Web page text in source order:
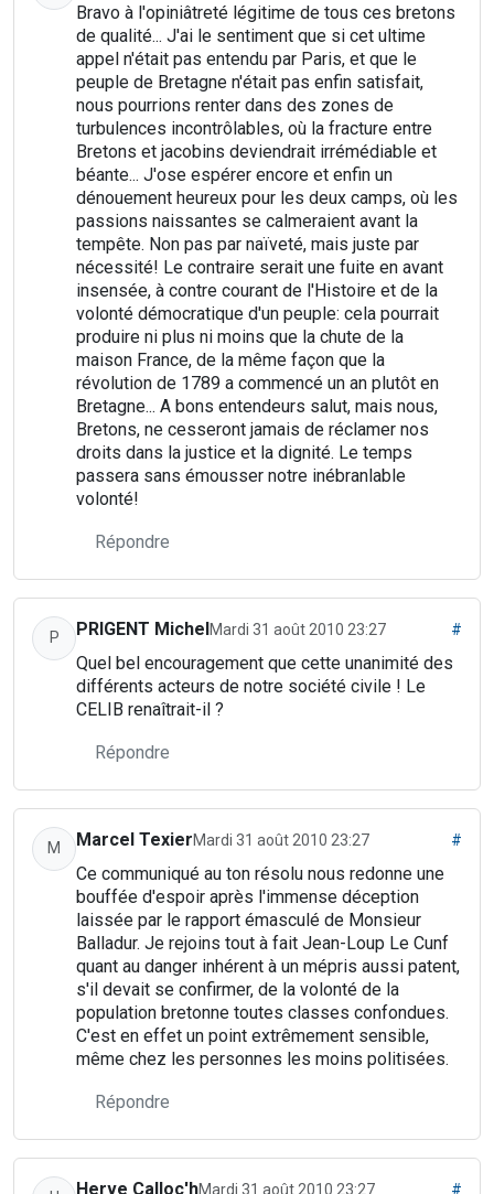
Bravo à l'opiniâtreté légitime de tous ces bretons
de qualité... J'ai le sentiment que si cet ultime
appel n'était pas entendu par Paris, et que le
peuple de Bretagne n'était pas enfin satisfait,
nous pourrions renter dans des zones de
turbulences incontrôlables, où la fracture entre
Bretons et jacobins deviendrait irrémédiable et
béante... J'ose espérer encore et enfin un
dénouement heureux pour les deux camps, où les
passions naissantes se calmeraient avant la
tempête. Non pas par naïveté, mais juste par
nécessité! Le contraire serait une fuite en avant
insensée, à contre courant de l'Histoire et de la
volonté démocratique d'un peuple: cela pourrait
produire ni plus ni moins que la chute de la
maison France, de la même façon que la
révolution de 1789 a commencé un an plutôt en
Bretagne... A bons entendeurs salut, mais nous,
Bretons, ne cesseront jamais de réclamer nos
droits dans la justice et la dignité. Le temps
passera sans émousser notre inébranlable
volonté!
Répondre
P PRIGENT MichelMardi 31 août 2010 23:27 #
Quel bel encouragement que cette unanimité des
différents acteurs de notre société civile ! Le
CELIB renaîtrait-il ?
Répondre
M Marcel TexierMardi 31 août 2010 23:27 #
Ce communiqué au ton résolu nous redonne une
bouffée d'espoir après l'immense déception
laissée par le rapport émasculé de Monsieur
Balladur. Je rejoins tout à fait Jean-Loup Le Cunf
quant au danger inhérent à un mépris aussi patent,
s'il devait se confirmer, de la volonté de la
population bretonne toutes classes confondues.
C'est en effet un point extrêmement sensible,
même chez les personnes les moins politisées.
Répondre
Herve Calloc'hMardi 31 août 2010 23:27 #